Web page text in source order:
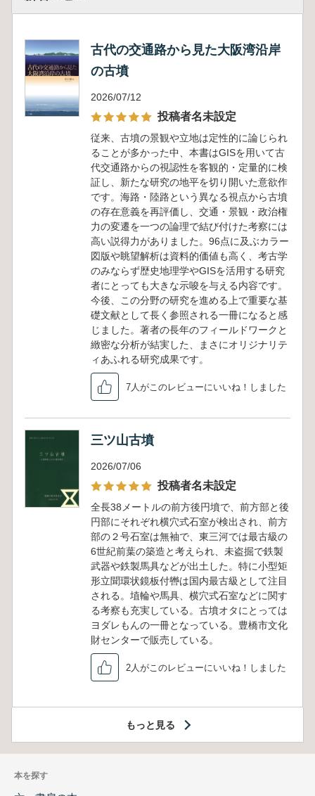
古代の交通路から見た大阪湾沿岸
の古墳
2026/07/12
投稿者名未設定
従来、古墳の景観や立地は定性的に論じられ
ることが多かった中、本書はGISを用いて古
代交通路からの視認性を客観的・定量的に検
証し、新たな研究の地平を切り開いた意欲作
です。海路・陸路という異なる視点から古墳
の存在意義を再評価し、交通・景観・政治権
力の変遷を一つの論理で結び付けた考察には
高い説得力がありました。96点に及ぶカラー
図版や眺望解析は資料的価値も高く、考古学
のみならず歴史地理学やGISを活用する研究
者にとっても大きな示唆を与える内容です。
今後、この分野の研究を進める上で重要な基
礎文献として長く参照される一冊になると感
じました。著者の長年のフィールドワークと
緻密な分析が結実した、まさにオリジナリテ
ィあふれる研究成果です。
7人がこのレビューにいいね！しました
三ツ山古墳
2026/07/06
投稿者名未設定
全長38メートルの前方後円墳で、前方部と後
円部にそれぞれ横穴式石室が検出され、前方
部の２号石室は無袖で、東三河では最古級の
6世紀前葉の築造と考えられ、未盗掘で鉄製
武器や鉄製馬具などが出土した。特に小型矩
形立聞環状鏡板付轡は国内最古級として注目
される。埴輪や馬具、横穴式石室などに関す
る考察も充実している。古墳オタにとっては
ヨダレもんの一冊となっている。豊橋市文化
財センターで販売している。
2人がこのレビューにいいね！しました
もっと見る
本を探す